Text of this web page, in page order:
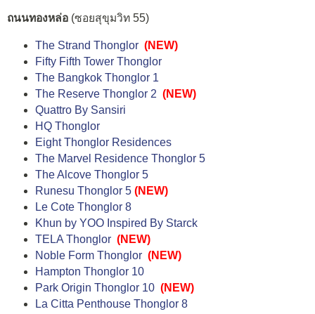
ถนนทองหล่อ (ซอยสุขุมวิท 55)
The Strand Thonglor (NEW)
Fifty Fifth Tower Thonglor
The Bangkok Thonglor 1
The Reserve Thonglor 2 (NEW)
Quattro By Sansiri
HQ Thonglor
Eight Thonglor Residences
The Marvel Residence Thonglor 5
The Alcove Thonglor 5
Runesu Thonglor 5 (NEW)
Le Cote Thonglor 8
Khun by YOO Inspired By Starck
TELA Thonglor (NEW)
Noble Form Thonglor (NEW)
Hampton Thonglor 10
Park Origin Thonglor 10 (NEW)
La Citta Penthouse Thonglor 8